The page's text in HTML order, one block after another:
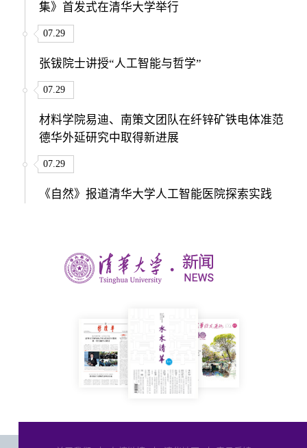
集》首发式在清华大学举行
07.29
张钹院士讲授“人工智能与哲学”
07.29
材料学院易迪、南策文团队在纤锌矿铁电体准范
德华外延研究中取得新进展
07.29
《自然》报道清华大学人工智能医院探索实践